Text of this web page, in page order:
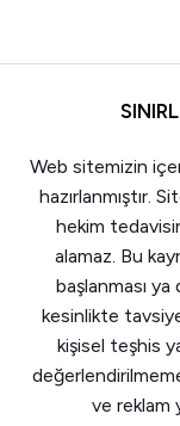
Web sitemizin
hazırlanmıştır.
hekim
alamaz. Bu
başlanması
kesinlikte
kişisel teşhis
ve reklam